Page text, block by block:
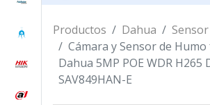
Productos Dahua
Cámara y Sensor de
Dahua 5MP POE WDR H265
SAV849HAN-E